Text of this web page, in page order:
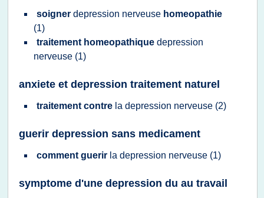
soigner depression nerveuse homeopathie
(1)
traitement homeopathique depression
nerveuse (1)
anxiete et depression traitement naturel
traitement contre la depression nerveuse (2)
guerir depression sans medicament
comment guerir la depression nerveuse (1)
symptome d'une depression du au travail